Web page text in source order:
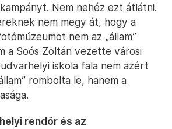
Nem nehéz ezt átlátni.
nem megy át, hogy a
nem az „állam”
a Soós Zoltán vezette városi
iskola fala nem azért
rombolta le, hanem a
rendőr és az